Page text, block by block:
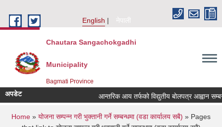
English
नेपाली
Chautara Sangachokgadhi
Municipality
Bagmati Province
अपडेट आन्तरिक आय तर्फको विद्युतीय बोलपत्र आह्वान
You are here
Home » योजना सम्पन्न गरी भुक्तानी गर्ने सम्बन्धमा (वडा कार्यालय सबै) » Pages